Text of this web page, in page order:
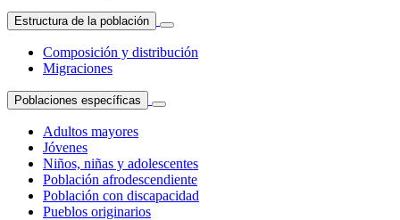
Estructura de la población
Composición y distribución
Migraciones
Poblaciones específicas
Adultos mayores
Jóvenes
Niños, niñas y adolescentes
Población afrodescendiente
Población con discapacidad
Pueblos originarios